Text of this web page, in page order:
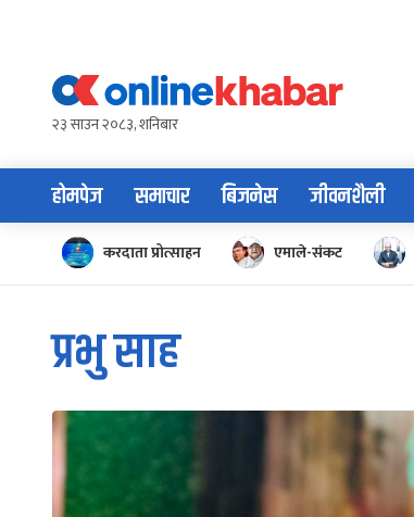
content२३ साउन २०८३, शनिबार
होमपेज समाचार बिजनेस जीवनशैली
करदाता प्रोत्साहन एमाले-संकट
प्रभु साह